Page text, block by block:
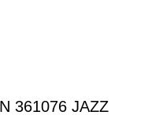
361076 JAZZ